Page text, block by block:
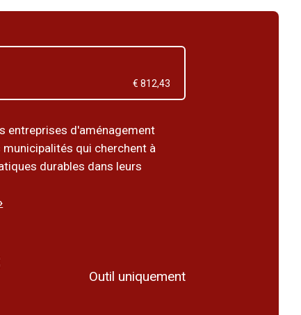
€ 812,43
entreprises d'aménagement
municipalités qui cherchent à
durables dans leurs
Outil uniquement